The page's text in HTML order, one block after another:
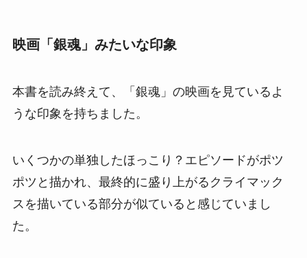
映画「銀魂」みたいな印象
本書を読み終えて、「銀魂」の映画を見ているよ
うな印象を持ちました。
いくつかの単独したほっこり？エピソードがポツ
ポツと描かれ、最終的に盛り上がるクライマック
スを描いている部分が似ていると感じていまし
た。